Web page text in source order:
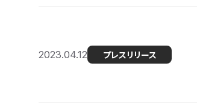
2023.04.12 プレスリリース